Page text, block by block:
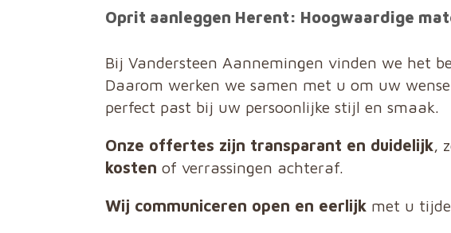
Oprit aanleggen Herent: Hoogwaardige
Bij Vandersteen Aannemingen vinden we het
Daarom werken we samen met u om uw
perfect past bij uw persoonlijke stijl en smaak.
Onze offertes zijn transparant en duidelijk,
kosten of verrassingen achteraf.
Wij communiceren open en eerlijk met u